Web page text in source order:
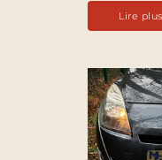
Lire plus